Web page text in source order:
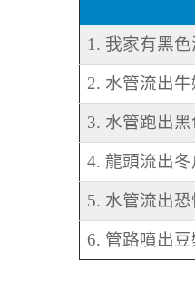
1. 我家有黑
2. 水管流出
3. 水管跑出
4. 龍頭流出
5. 水管流出
6. 管路噴出